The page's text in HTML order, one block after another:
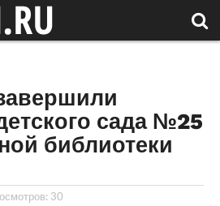
сада №25
библиотеки
30